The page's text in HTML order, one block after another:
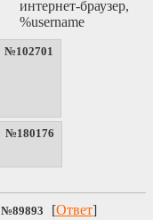
интернет-браузер,
%username
№102701
№180176
№89893 [Ответ]